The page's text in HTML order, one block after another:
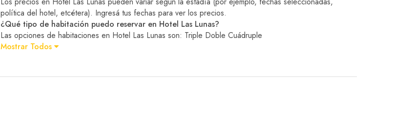
política del hotel, etcétera). Ingresá tus fechas para ver los precios.
¿Qué tipo de habitación puedo reservar en Hotel Las Lunas?
Las opciones de habitaciones en Hotel Las Lunas son: Triple Doble Cuádruple
Mostrar Todos